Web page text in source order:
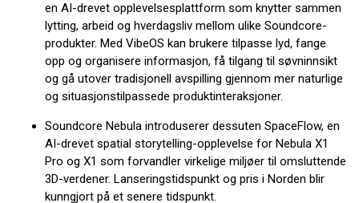
en AI-drevet opplevelsesplattform som knytter sammen
lytting, arbeid og hverdagsliv mellom ulike Soundcore-
produkter. Med VibeOS kan brukere tilpasse lyd, fange
opp og organisere informasjon, få tilgang til søvninnsikt
og gå utover tradisjonell avspilling gjennom mer naturlige
og situasjonstilpassede produktinteraksjoner.
Soundcore Nebula introduserer dessuten SpaceFlow, en
AI-drevet spatial storytelling-opplevelse for Nebula X1
Pro og X1 som forvandler virkelige miljøer til omsluttende
3D-verdener. Lanseringstidspunkt og pris i Norden blir
kunngjort på et senere tidspunkt.